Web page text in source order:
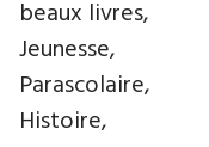
beaux livres,
Jeunesse,
Parascolaire,
Histoire,